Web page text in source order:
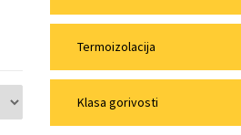
Termoizolacija
Klasa gorivosti